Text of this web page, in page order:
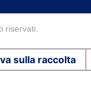
riservati.
sulla raccolta